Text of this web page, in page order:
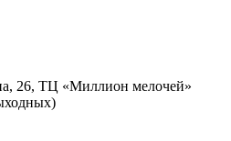
26, ТЦ «Миллион мелочей»